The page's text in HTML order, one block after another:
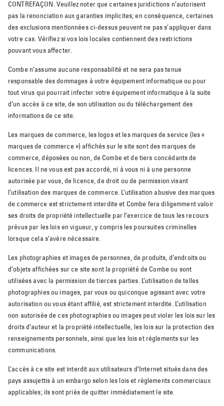
CONTREFAÇON. Veuillez noter que certaines juridictions n’autorisent
pas la renonciation aux garanties implicites; en conséquence, certaines
des exclusions mentionnées ci-dessus peuvent ne pas s’appliquer dans
votre cas. Vérifiez si vos lois locales contiennent des restrictions
pouvant vous affecter.
Combe n’assume aucune responsabilité et ne sera pas tenue
responsable des dommages à votre équipement informatique ou pour
tout virus qui pourrait infecter votre équipement informatique à la suite
d’un accès à ce site, de son utilisation ou du téléchargement des
informations de ce site.
Les marques de commerce, les logos et les marques de service (les «
marques de commerce ») affichés sur le site sont des marques de
commerce, déposées ou non, de Combe et de tiers concédants de
licences. Il ne vous est pas accordé, ni à vous ni à une personne
autorisée par vous, de licence, de droit ou de permission visant
l’utilisation des marques de commerce. L’utilisation abusive des marques
de commerce est strictement interdite et Combe fera diligemment valoir
ses droits de propriété intellectuelle par l’exercice de tous les recours
prévus par les lois en vigueur, y compris les poursuites criminelles
lorsque cela s’avère nécessaire.
Les photographies et images de personnes, de produits, d’endroits ou
d’objets affichées sur ce site sont la propriété de Combe ou sont
utilisées avec la permission de tierces parties. L’utilisation de telles
photographies ou images, par vous ou quiconque agissant avec votre
autorisation ou vous étant affilié, est strictement interdite. L’utilisation
non autorisée de ces photographies ou images peut violer les lois sur les
droits d’auteur et la propriété intellectuelle, les lois sur la protection des
renseignements personnels, ainsi que les lois et règlements sur les
communications.
L’accès à ce site est interdit aux utilisateurs d’Internet situés dans des
pays assujettis à un embargo selon les lois et règlements commerciaux
applicables; ils sont priés de quitter immédiatement le site.